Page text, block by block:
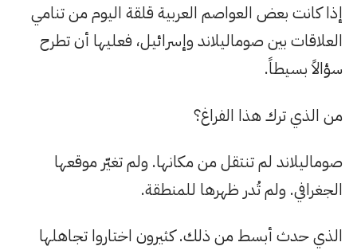
إذا كانت بعض العواصم العربية قلقة اليوم من تنامي
العلاقات بين صوماليلاند وإسرائيل، فعليها أن تطرح
سؤالاً بسيطاً.
من الذي ترك هذا الفراغ؟
صوماليلاند لم تنتقل من مكانها. ولم تغيّر موقعها
الجغرافي. ولم تُدر ظهرها للمنطقة.
الذي حدث أبسط من ذلك. كثيرون اختاروا تجاهلها